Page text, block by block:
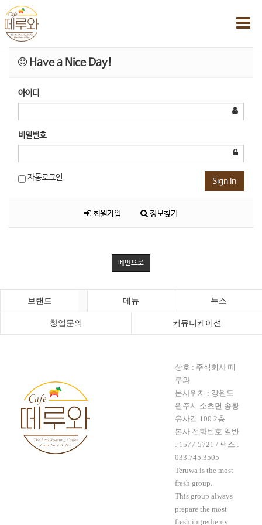
Have a Nice Day!
아이디
비밀번호
자동로그인 Sign In
회원가입 정보찾기
메인으로
브랜드 메뉴 뉴스
창업문의 커뮤니케이션
상호 : 주식회사 떼
루와
본사위치 : 강원도
원주시 소초면 송황
유사길 100 2층
본사 전화번호 일반
: 1577-5721 / 팩스 :
033.745.3505
Teruwa is the most
fresh group.
This group always
prepare the most
fresh ingredients.